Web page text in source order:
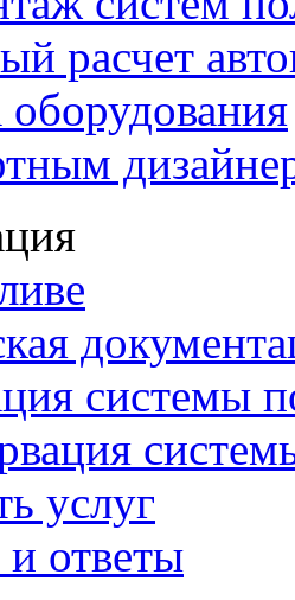
расчет
оборудования
системы
услуг
ответы